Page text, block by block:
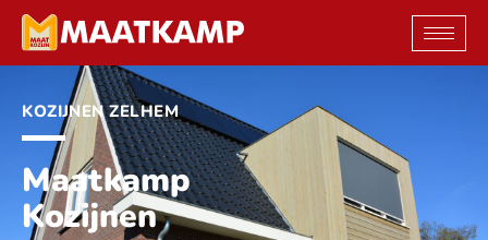
naar
de
KOZIJNEN ZELHEM
Maatkamp
Kozijnen